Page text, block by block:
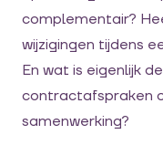
complementair?
wijzigingen tijdens
En wat is eigenlijk
contractafspraken
samenwerking?